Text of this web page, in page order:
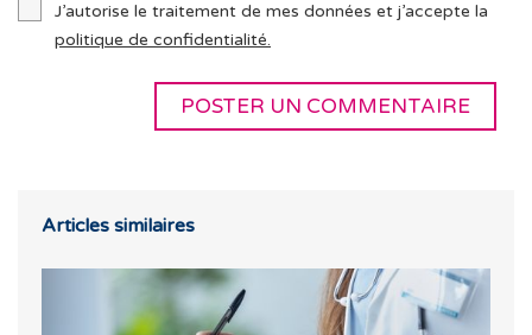
J’autorise le traitement de mes données et j’accepte la
politique de confidentialité.
Articles similaires